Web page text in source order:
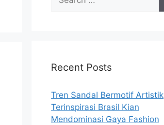
for:
Recent Posts
Tren Sandal Bermotif Artistik
Terinspirasi Brasil Kian
Mendominasi Gaya Fashion